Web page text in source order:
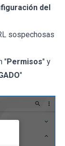
del
sospechosas
"Permisos" y
"